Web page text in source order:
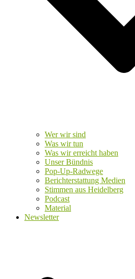
Wer wir sind
Was wir tun
Was wir erreicht haben
Unser Bündnis
Pop-Up-Radwege
Berichterstattung Medien
Stimmen aus Heidelberg
Podcast
Material
Newsletter